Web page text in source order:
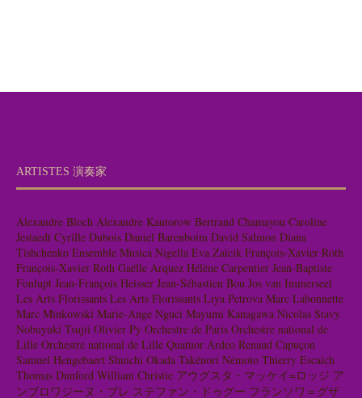
ARTISTES 演奏家
Alexandre Bloch Alexandre Kantorow Bertrand Chamayou Caroline
Jestaedt Cyrille Dubois Daniel Barenboim David Salmon Diana
Tishchenko Ensemble Musica Nigella Eva Zaïcik François-Xavier Roth
François-Xavier Roth Gaëlle Arquez Hélène Carpentier Jean-Baptiste
Fonlupt Jean-François Heisser Jean-Sébastien Bou Jos van Immerseel
Les Arts Florissants Les Arts Florissants Liya Petrova Marc Labonnette
Marc Minkowski Marie-Ange Nguci Mayumi Kanagawa Nicolas Stavy
Nobuyuki Tsujii Olivier Py Orchestre de Paris Orchestre national de
Lille Orchestre national de Lille Quatuor Ardeo Renaud Capuçon
Samuel Hengebaert Shuichi Okada Takénori Némoto Thierry Escaich
Thomas Dunford William Christie アウグスタ・マッケイ=ロッジ ア
ンブロワジーヌ・ブレ ステファン・ドゥグー フランソワ＝グザ